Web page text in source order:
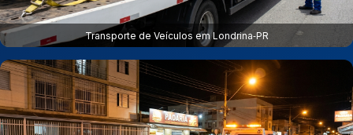
Transporte de Veículos em Londrina‑PR